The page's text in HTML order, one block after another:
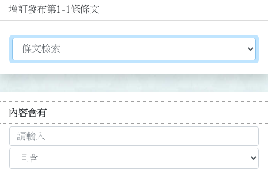
增訂發布第1-1條條文
切換選擇法規資訊內容
內容含有